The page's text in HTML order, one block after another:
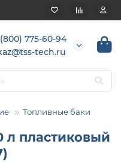
775-60-94
tech.ru
Топливные баки
л пластиковый